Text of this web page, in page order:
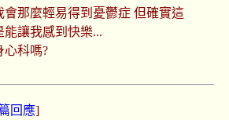
會那麼輕易得到憂鬱症 但確實這
讓我感到快樂...
心科嗎?
回應]